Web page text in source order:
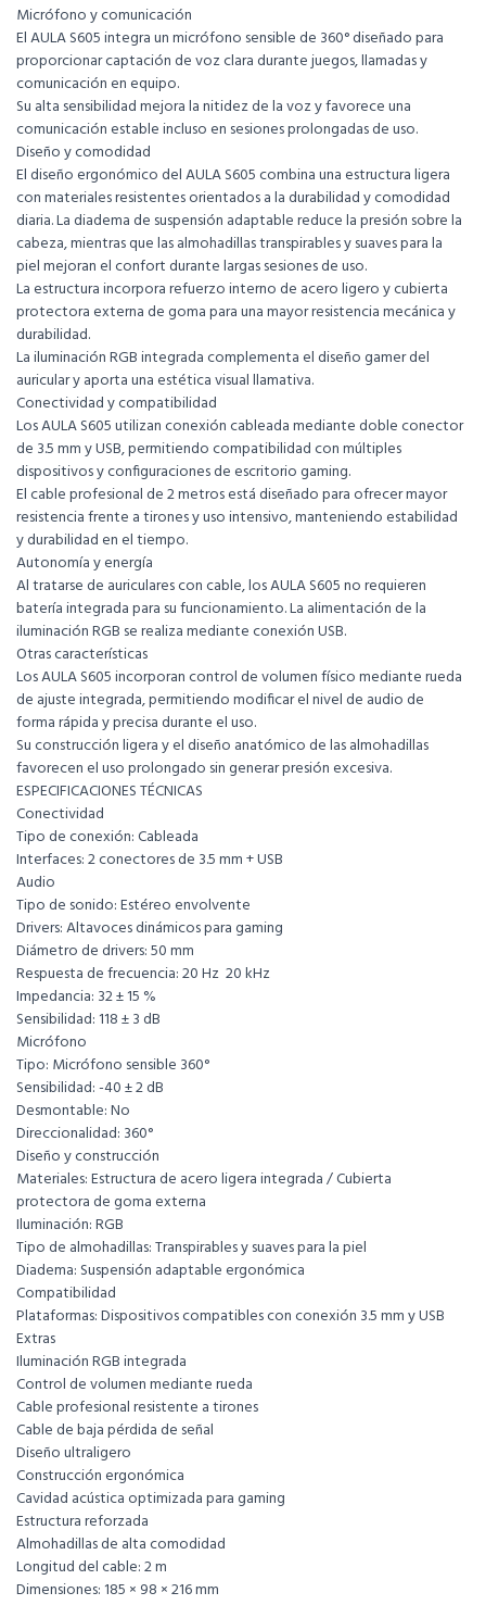
Micrófono y comunicación
El AULA S605 integra un micrófono sensible de 360° diseñado para
proporcionar captación de voz clara durante juegos, llamadas y
comunicación en equipo.
Su alta sensibilidad mejora la nitidez de la voz y favorece una
comunicación estable incluso en sesiones prolongadas de uso.
Diseño y comodidad
El diseño ergonómico del AULA S605 combina una estructura ligera
con materiales resistentes orientados a la durabilidad y comodidad
diaria. La diadema de suspensión adaptable reduce la presión sobre la
cabeza, mientras que las almohadillas transpirables y suaves para la
piel mejoran el confort durante largas sesiones de uso.
La estructura incorpora refuerzo interno de acero ligero y cubierta
protectora externa de goma para una mayor resistencia mecánica y
durabilidad.
La iluminación RGB integrada complementa el diseño gamer del
auricular y aporta una estética visual llamativa.
Conectividad y compatibilidad
Los AULA S605 utilizan conexión cableada mediante doble conector
de 3.5 mm y USB, permitiendo compatibilidad con múltiples
dispositivos y configuraciones de escritorio gaming.
El cable profesional de 2 metros está diseñado para ofrecer mayor
resistencia frente a tirones y uso intensivo, manteniendo estabilidad
y durabilidad en el tiempo.
Autonomía y energía
Al tratarse de auriculares con cable, los AULA S605 no requieren
batería integrada para su funcionamiento. La alimentación de la
iluminación RGB se realiza mediante conexión USB.
Otras características
Los AULA S605 incorporan control de volumen físico mediante rueda
de ajuste integrada, permitiendo modificar el nivel de audio de
forma rápida y precisa durante el uso.
Su construcción ligera y el diseño anatómico de las almohadillas
favorecen el uso prolongado sin generar presión excesiva.
ESPECIFICACIONES TÉCNICAS
Conectividad
Tipo de conexión: Cableada
Interfaces: 2 conectores de 3.5 mm + USB
Audio
Tipo de sonido: Estéreo envolvente
Drivers: Altavoces dinámicos para gaming
Diámetro de drivers: 50 mm
Respuesta de frecuencia: 20 Hz  20 kHz
Impedancia: 32 ± 15 %
Sensibilidad: 118 ± 3 dB
Micrófono
Tipo: Micrófono sensible 360°
Sensibilidad: -40 ± 2 dB
Desmontable: No
Direccionalidad: 360°
Diseño y construcción
Materiales: Estructura de acero ligera integrada / Cubierta
protectora de goma externa
Iluminación: RGB
Tipo de almohadillas: Transpirables y suaves para la piel
Diadema: Suspensión adaptable ergonómica
Compatibilidad
Plataformas: Dispositivos compatibles con conexión 3.5 mm y USB
Extras
Iluminación RGB integrada
Control de volumen mediante rueda
Cable profesional resistente a tirones
Cable de baja pérdida de señal
Diseño ultraligero
Construcción ergonómica
Cavidad acústica optimizada para gaming
Estructura reforzada
Almohadillas de alta comodidad
Longitud del cable: 2 m
Dimensiones: 185 × 98 × 216 mm